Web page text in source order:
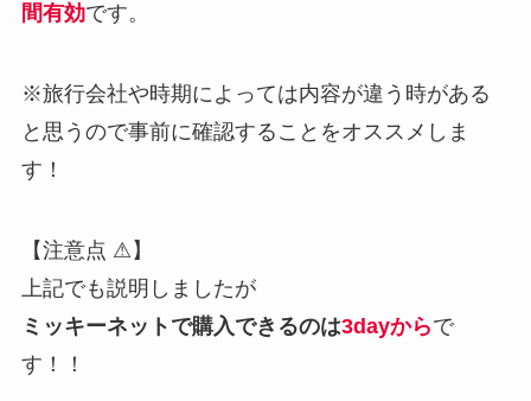
間有効です。
※旅行会社や時期によっては内容が違う時がある
と思うので事前に確認することをオススメしま
す！
【注意点 ⚠】
上記でも説明しましたが
ミッキーネットで購入できるのは3dayからで
す！！